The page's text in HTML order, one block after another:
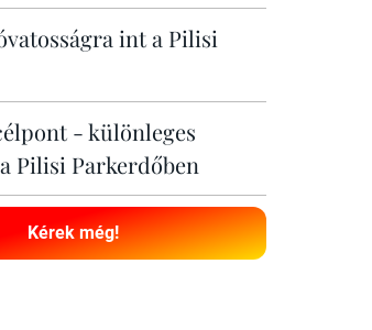
int a Pilisi
- különleges
Pilisi Parkerdőben
Kérek még!